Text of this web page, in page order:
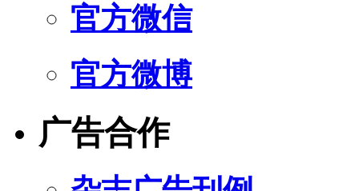
官方微信
官方微博
广告合作